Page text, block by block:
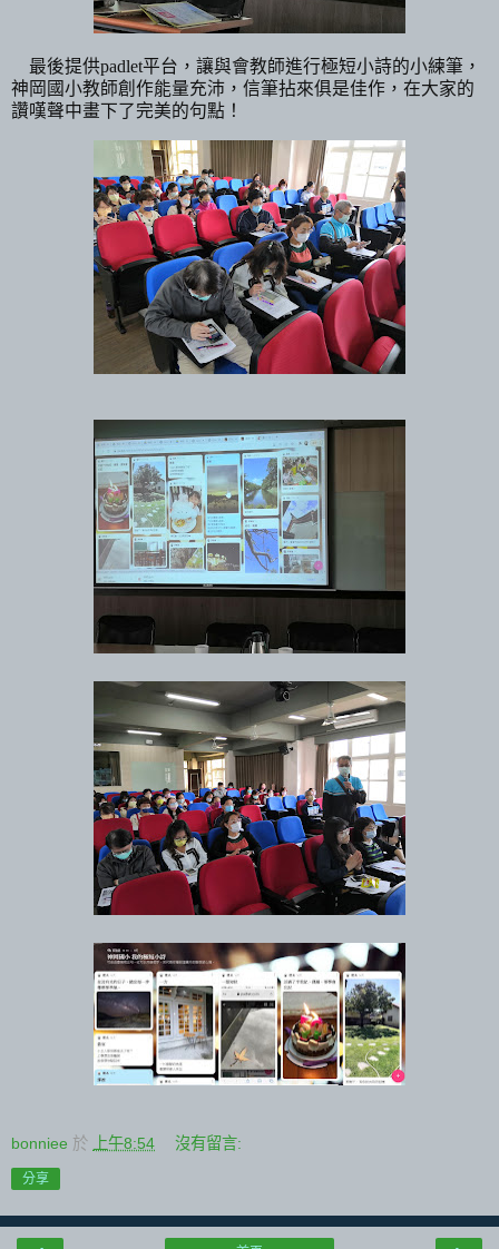
最後提供padlet平台，讓與會教師進行極短小詩的小練筆，
神岡國小教師創作能量充沛，信筆拈來俱是佳作，在大家的
讚嘆聲中畫下了完美的句點！
bonniee 於 上午8:54 沒有留言:
分享